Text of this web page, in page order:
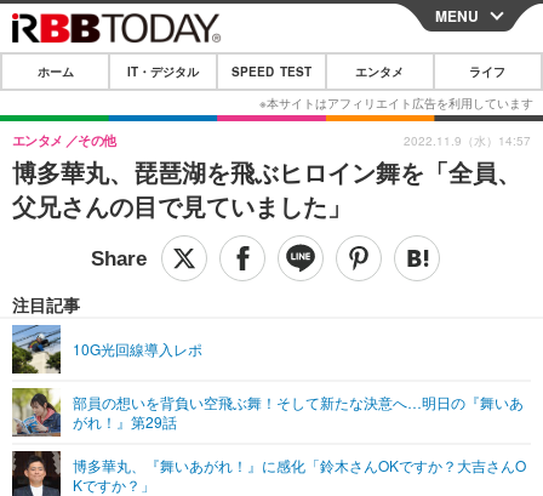
CLOSE
ホーム
IT・デジタル
IT・デジタルTOP スマートフォン
ショッピング その他
SPEED TEST
エンタメTOP 映画・ドラマ
グラビア
ショッピング その他
ライフTOP
その他
リリース一覧
プッシュ通知の停止方法
MENU
ホーム IT・デジタル SPEED TEST エンタメ ライフ
博多華丸、琵琶湖を飛ぶヒロイン舞を「全員、
父兄さんの目で見ていました」
エンタメ その他
注目記事
10G光回線導入レポ
部員の想いを背負い空飛ぶ舞！そして新たな決意へ…明日の『舞いあ
がれ！』第29話
博多華丸、『舞いあがれ！』に感化「鈴木さんOKですか？大吉さんO
Kですか？」
2022.11.9（水）14:57